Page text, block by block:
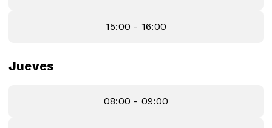
15:00 - 16:00
Jueves
08:00 - 09:00